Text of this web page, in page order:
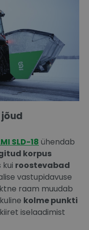
jõud
SLD-18 ühendab
korpus
roostevabad
vastupidavuse
raam muudab
kolme punkti
iselaadimist